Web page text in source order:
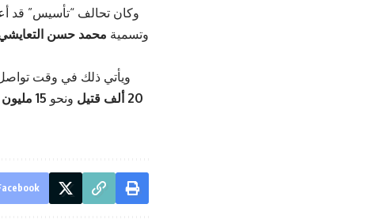
وكان تحالف “تأسيس” قد
وتسمية محمد حسن
ويأتي ذلك في وقت
20 ألف قتيل
ونحو 15 مليون نازح ولاجئ